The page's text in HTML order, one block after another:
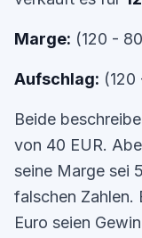
Marge: (120 -
Aufschlag:
Beide
von 40 EUR.
seine Marge sei
falschen Zahlen.
Euro seien